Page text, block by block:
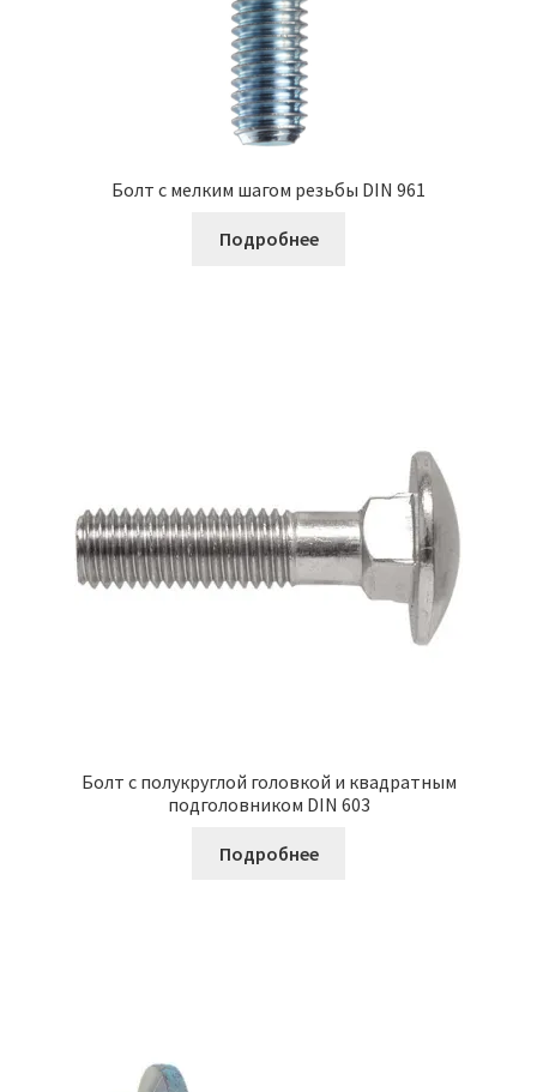
Болт с мелким шагом резьбы DIN 961
Подробнее
Болт с полукруглой головкой и квадратным
подголовником DIN 603
Подробнее